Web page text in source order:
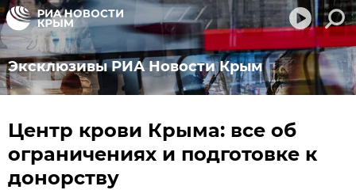
Эксклюзивы РИА Новости Крым
Центр крови Крыма: все об
ограничениях и подготовке к
донорству